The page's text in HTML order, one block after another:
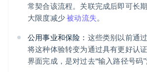
常契合该流程。关联完成后即可长
大限度减少被动流失。
公用事业和保险： 这些类别以前通
将这种体验转变为通过具有更好认
界面完成，是对过去“输入路径号码”